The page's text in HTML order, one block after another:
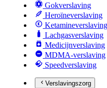
Gokverslaving
Heroïneverslaving
Ketamineverslaving
Lachgasverslaving
Medicijnverslaving
MDMA-verslaving
Speedverslaving
Verslavingszorg